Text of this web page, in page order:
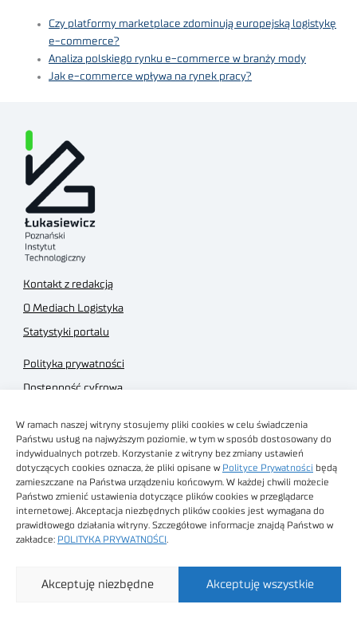
W ramach naszej witryny stosujemy pliki cookies w celu świadczenia
Państwu usług na najwyższym poziomie, w tym w sposób dostosowany do
indywidualnych potrzeb. Korzystanie z witryny bez zmiany ustawień
dotyczących cookies oznacza, że pliki opisane w Polityce Prywatności będą
zamieszczane na Państwa urządzeniu końcowym. W każdej chwili możecie
Państwo zmienić ustawienia dotyczące plików cookies w przeglądarce
internetowej. Akceptacja niezbędnych plików cookies jest wymagana do
prawidłowego działania witryny. Szczegółowe informacje znajdą Państwo w
zakładce: POLITYKA PRYWATNOŚCI
Akceptuję wszystkie
Akceptuję niezbędne
Czy platformy marketplace zdominują europejską logistykę
e-commerce?
Analiza polskiego rynku e-commerce w branży mody
Jak e-commerce wpływa na rynek pracy?
Kontakt z redakcją
O Mediach Logistyka
Statystyki portalu
Polityka prywatności
Dostępność cyfrowa
Regulamin sklepu
Obrazy stockowe
autorstwa
Technologiczny